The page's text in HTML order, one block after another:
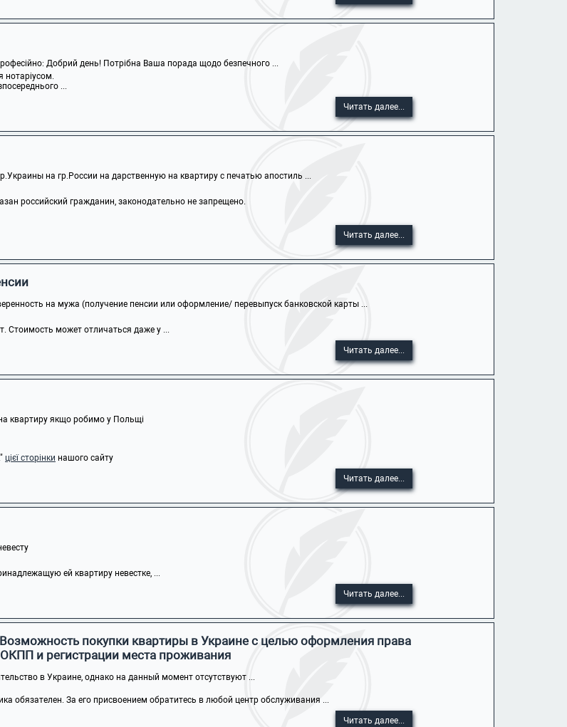
Добрий день! Потрібна Ваша порада щодо безпечного ...
нотаріусом.
...
Читать далее...
на гр.России на дарственную на квартиру с печатью апостиль ...
российский гражданин, законодательно не запрещено.
Читать далее...
на мужа (получение пенсии или оформление/ перевыпуск банковской карты ...
Стоимость может отличаться даже у ...
Читать далее...
квартиру якщо робимо у Польщі
цієї сторінки нашого сайту
Читать далее...
ей квартиру невестке, ...
Читать далее...
покупки квартиры в Украине с целью оформления права
и регистрации места проживания
в Украине, однако на данный момент отсутствуют ...
обязателен. За его присвоением обратитесь в любой центр обслуживания ...
Читать далее...